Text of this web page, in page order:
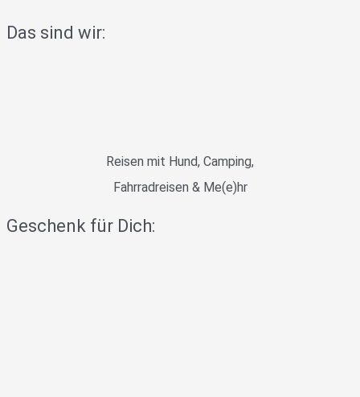
Das sind wir:
Reisen mit Hund, Camping,
Fahrradreisen & Me(e)hr
Geschenk für Dich: